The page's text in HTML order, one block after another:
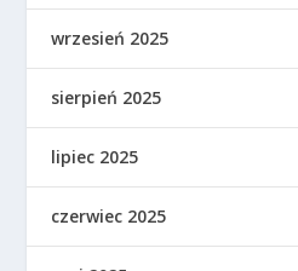
wrzesień 2025
sierpień 2025
lipiec 2025
czerwiec 2025